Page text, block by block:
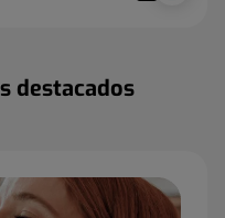
destacados